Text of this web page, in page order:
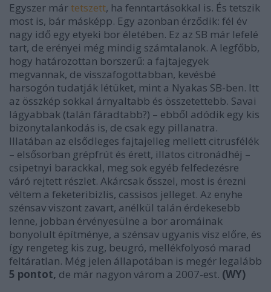
Egyszer mártetszett, ha fenntartásokkal is. És tetszik
most is, bár másképp. Egy azonban érződik: fél év
nagy idő egy etyeki bor életében. Ez az SB már lefelé
tart, de erényei még mindig számtalanok. A legfőbb,
hogy határozottan borszerű: a fajtajegyek
megvannak, de visszafogottabban, kevésbé
harsogón tudatják létüket, mint a Nyakas SB-ben. Itt
az összkép sokkal árnyaltabb és összetettebb. Savai
lágyabbak (talán fáradtabb?) – ebből adódik egy kis
bizonytalankodás is, de csak egy pillanatra.
Illatában az elsődleges fajtajelleg mellett citrusfélék
– elsősorban grépfrút és érett, illatos citronádhéj –
csipetnyi barackkal, meg sok egyéb felfedezésre
váró rejtett részlet. Akárcsak ősszel, most is érezni
véltem a feketeribizlis, cassisos jelleget. Az enyhe
szénsav viszont zavart, anélkül talán érdekesebb
lenne, jobban érvényesülne a bor aromáinak
bonyolult építménye, a szénsav ugyanis visz előre, és
így rengeteg kis zug, beugró, mellékfolyosó marad
feltáratlan. Még jelen állapotában is megér legalább
5 pontot, de már nagyon várom a 2007-est. (WY)